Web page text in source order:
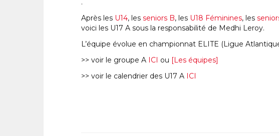
.
Après les U14, les seniors B, les U18 Féminines, les
voici les U17 A sous la responsabilité de Medhi Leroy.
L’équipe évolue en championnat ELITE (Ligue
>> voir le groupe A ICI ou [Les équipes]
>> voir le calendrier des U17 A ICI